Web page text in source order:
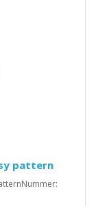
pattern